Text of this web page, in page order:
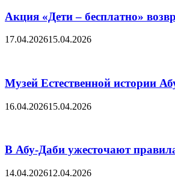
Акция «Дети – бесплатно»
17.04.202615.04.2026
Музей Eстественной истории
16.04.202615.04.2026
В Абу-Даби ужесточают
14.04.202612.04.2026